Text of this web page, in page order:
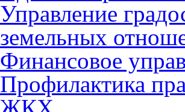
Управление
земельных
Финансовое
Профилактика